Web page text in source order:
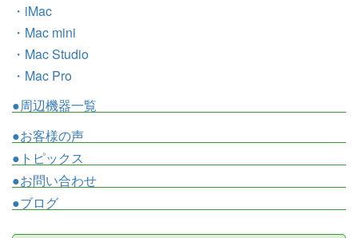
・iMac
・Mac mini
・Mac Studio
・Mac Pro
●周辺機器一覧
●お客様の声
●トピックス
●お問い合わせ
●ブログ